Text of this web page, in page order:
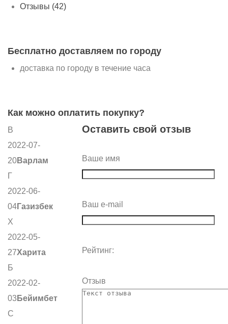
Отзывы (42)
Бесплатно доставляем по городу
доставка по городу в течение часа
Как можно оплатить покупку?
В
2022-07-
20Варлам
Г
2022-06-
04Газизбек
Х
2022-05-
27Харита
Б
2022-02-
03 Бейимбет
С
Оставить свой отзыв
Ваше имя
Ваш e-mail
Рейтинг:
Отзыв